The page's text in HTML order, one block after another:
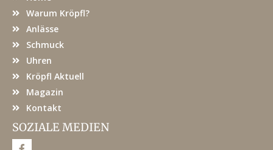
Warum Kröpfl?
Anlässe
Schmuck
Uhren
Kröpfl Aktuell
Magazin
Kontakt
SOZIALE MEDIEN
F